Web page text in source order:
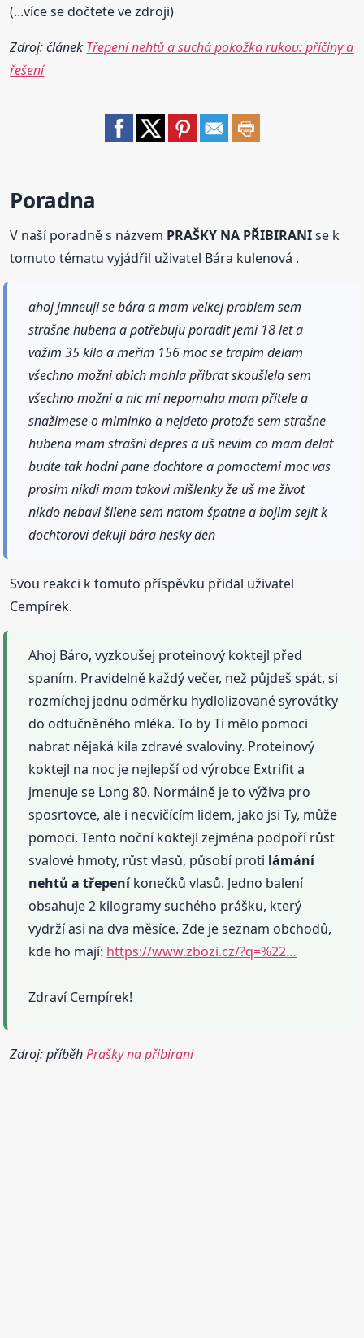
(...více se dočtete ve zdroji)
Zdroj: článek Třepení nehtů a suchá pokožka rukou: příčiny a
řešení
Poradna
V naší poradně s názvem PRAŠKY NA PŘIBIRANIse k
tomuto tématu vyjádřil uživatel Bára kulenová .
ahoj jmneuji se bára a mam velkej problem sem
strašne hubena a potřebuju poradit jemi 18 let a
važim 35 kilo a meřim 156 moc se trapim delam
všechno možni abich mohla přibrat skoušlela sem
všechno možni a nic mi nepomaha mam přitele a
snažimese o miminko a nejdeto protože sem strašne
hubena mam strašni depres a uš nevim co mam delat
budte tak hodni pane dochtore a pomoctemi moc vas
prosim nikdi mam takovi mišlenky že uš me život
nikdo nebavi šilene sem natom špatne a bojim sejit k
dochtorovi dekuji bára hesky den
Svou reakci k tomuto příspěvku přidal uživatel
Cempírek.
Ahoj Báro, vyzkoušej proteinový koktejl před
spaním. Pravidelně každý večer, než půjdeš spát, si
rozmíchej jednu odměrku hydlolizované syrovátky
do odtučněného mléka. To by Ti mělo pomoci
nabrat nějaká kila zdravé svaloviny. Proteinový
koktejl na noc je nejlepší od výrobce Extrifit a
jmenuje se Long 80. Normálně je to výživa pro
sposrtovce, ale i necvičícím lidem, jako jsi Ty, může
pomoci. Tento noční koktejl zejména podpoří růst
svalové hmoty, růst vlasů, působí proti lámání
nehtů a třepeníkonečků vlasů. Jedno balení
obsahuje 2 kilogramy suchého prášku, který
vydrží asi na dva měsíce. Zde je seznam obchodů,
kde ho mají: https://www.zbozi.cz/?q=%22…
Zdraví Cempírek!
Zdroj: příběhPrašky na přibirani